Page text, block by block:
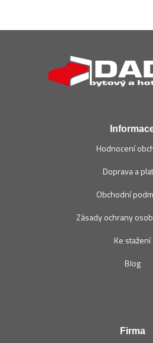
Hodnocení
Doprava a
Obchodní
Zásady ochrany
Ke stažení
Blog
Firma